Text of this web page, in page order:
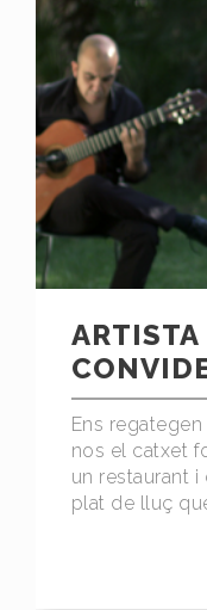
ARTISTA
Ens
nos el catxet
un restaurant
plat de lluç